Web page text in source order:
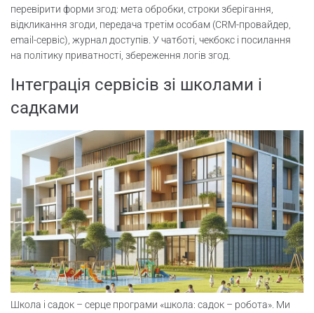
перевірити форми згод: мета обробки, строки зберігання,
відкликання згоди, передача третім особам (CRM-провайдер,
email-сервіс), журнал доступів. У чатботі, чекбокс і посилання
на політику приватності, збереження логів згод.
Інтеграція сервісів зі школами і
садками
Школа і садок – серце програми «школа: садок – робота». Ми